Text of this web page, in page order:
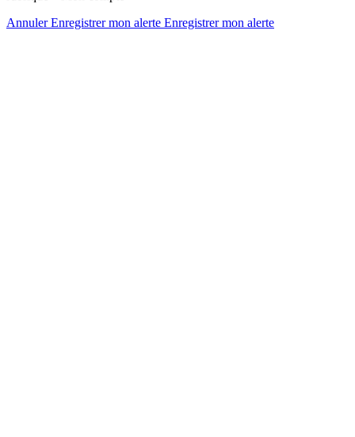
AnnulerEnregistrer mon alerte Enregistrermon alerte